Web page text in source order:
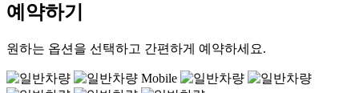
예약하기
원하는 옵션을 선택하고 간편하게 예약하세요.